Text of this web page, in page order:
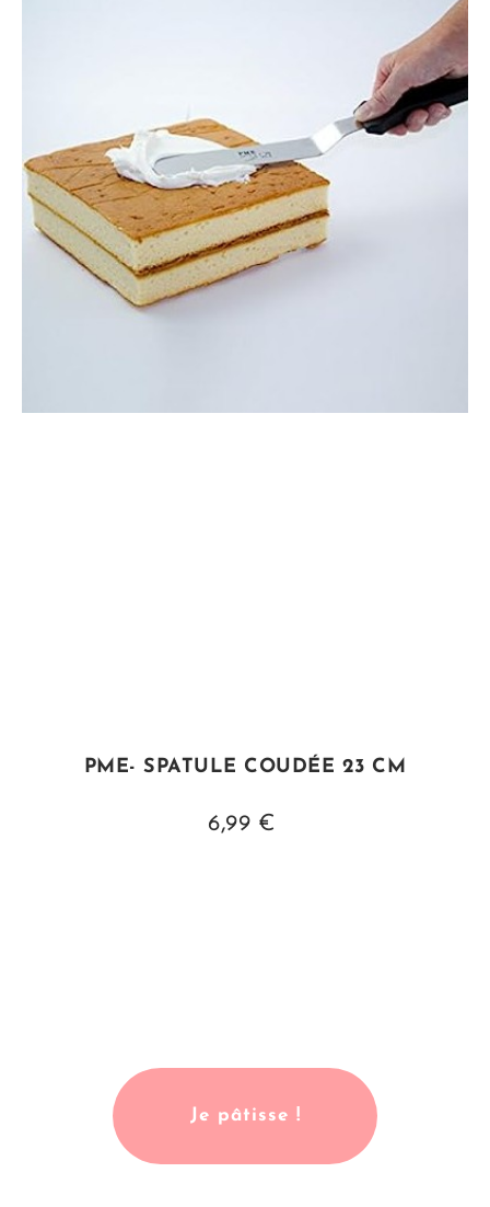
PME- SPATULE COUDÉE 23 CM
6,99 €
Je pâtisse !